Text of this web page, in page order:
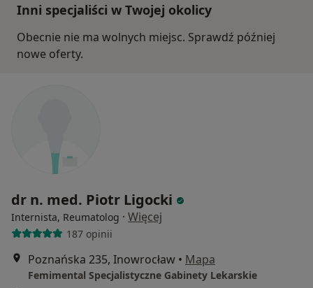
Inni specjaliści w Twojej okolicy
Obecnie nie ma wolnych miejsc. Sprawdź później
nowe oferty.
dr n. med. Piotr Ligocki
Internista, Reumatolog · Więcej
187 opinii
Poznańska 235, Inowrocław • Mapa
Femimental Specjalistyczne Gabinety Lekarskie